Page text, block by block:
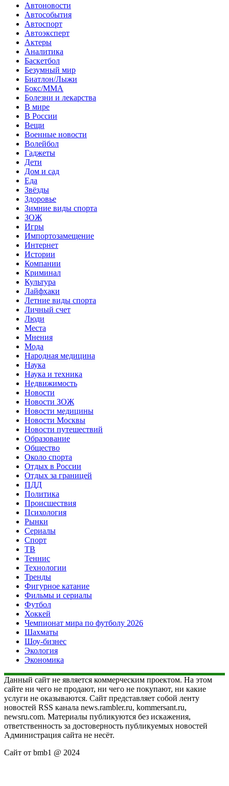
Автоновости
Автособытия
Автоспорт
Автоэксперт
Актеры
Аналитика
Баскетбол
Безумный мир
Биатлон/Лыжи
Бокс/MMA
Болезни и лекарства
В мире
В России
Вещи
Военные новости
Волейбол
Гаджеты
Дети
Дом и сад
Еда
Звёзды
Здоровье
Зимние виды спорта
ЗОЖ
Игры
Импортозамещение
Интернет
Истории
Компании
Криминал
Культура
Лайфхаки
Летние виды спорта
Личный счет
Люди
Места
Мнения
Мода
Народная медицина
Наука
Наука и техника
Недвижимость
Новости
Новости ЗОЖ
Новости медицины
Новости Москвы
Новости путешествий
Образование
Общество
Около спорта
Отдых в России
Отдых за границей
ПДД
Политика
Происшествия
Психология
Рынки
Сериалы
Спорт
ТВ
Теннис
Технологии
Тренды
Фигурное катание
Фильмы и сериалы
Футбол
Хоккей
Чемпионат мира по футболу 2026
Шахматы
Шоу-бизнес
Экология
Экономика
Данный сайт не является коммерческим проектом. На этом
сайте ни чего не продают, ни чего не покупают, ни какие
услуги не оказываются. Сайт представляет собой ленту
новостей RSS канала news.rambler.ru, kommersant.ru,
newsru.com. Материалы публикуются без искажения,
ответственность за достоверность публикуемых новостей
Администрация сайта не несёт.
Сайт от bmb1 @ 2024